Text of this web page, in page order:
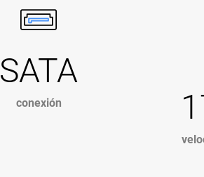
SATA
conexión